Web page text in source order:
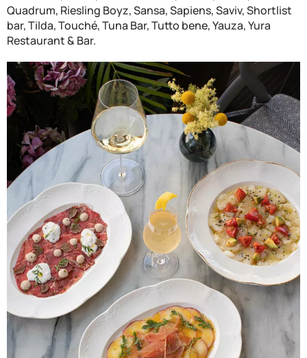
Quadrum, Riesling Boyz, Sansa, Sapiens, Saviv, Shortlist
bar, Tilda, Touché, Tuna Bar, Tutto bene, Yauza, Yura
Restaurant & Bar.